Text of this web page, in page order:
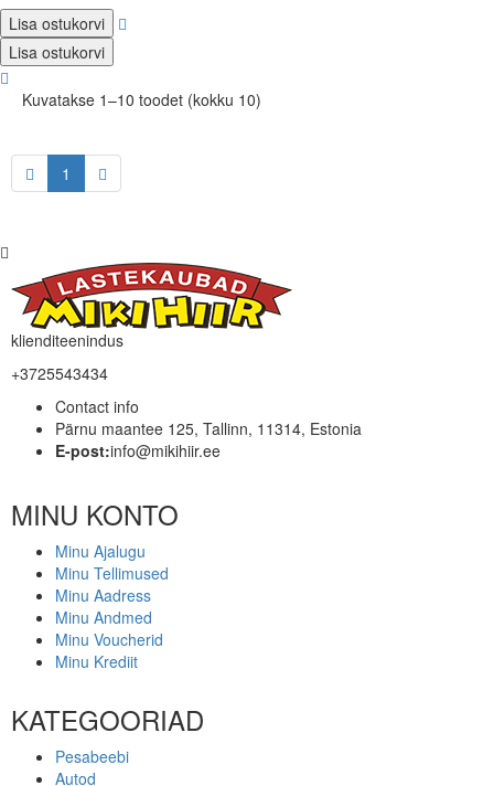
Lisa ostukorvi
Lisa ostukorvi
Kuvatakse 1–10 toodet (kokku 10)
1
klienditeenindus
+3725543434
Contact info
Pärnu maantee 125, Tallinn, 11314, Estonia
E-post:info@mikihiir.ee
MINU KONTO
Minu Ajalugu
Minu Tellimused
Minu Aadress
Minu Andmed
Minu Voucherid
Minu Krediit
KATEGOORIAD
Pesabeebi
Autod